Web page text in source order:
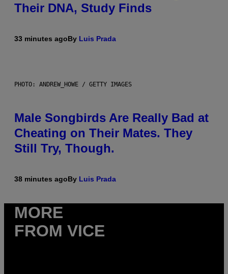
Their DNA, Study Finds
33 minutes agoBy Luis Prada
PHOTO: ANDREW_HOWE / GETTY IMAGES
Male Songbirds Are Really Bad at
Cheating on Their Mates. They
Still Try, Though.
38 minutes agoBy Luis Prada
MORE
FROM VICE